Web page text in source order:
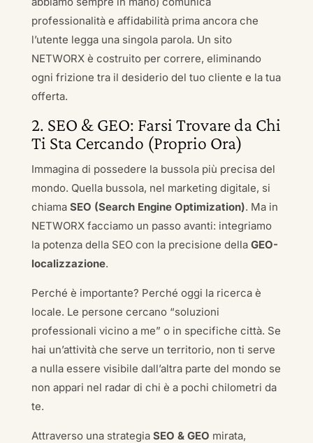
professionalità e affidabilità prima ancora che
l’utente legga una singola parola. Un sito
NETWORX è costruito per correre, eliminando
ogni frizione tra il desiderio del tuo cliente e la tua
offerta.
2. SEO & GEO: Farsi Trovare da Chi
Ti Sta Cercando (Proprio Ora)
Immagina di possedere la bussola più precisa del
mondo. Quella bussola, nel marketing digitale, si
chiama SEO (Search Engine Optimization). Ma in
NETWORX facciamo un passo avanti: integriamo
la potenza della SEO con la precisione della GEO-
localizzazione.
Perché è importante? Perché oggi la ricerca è
locale. Le persone cercano “soluzioni
professionali vicino a me” o in specifiche città. Se
hai un’attività che serve un territorio, non ti serve
a nulla essere visibile dall’altra parte del mondo se
non appari nel radar di chi è a pochi chilometri da
te.
Attraverso una strategia SEO & GEO mirata,